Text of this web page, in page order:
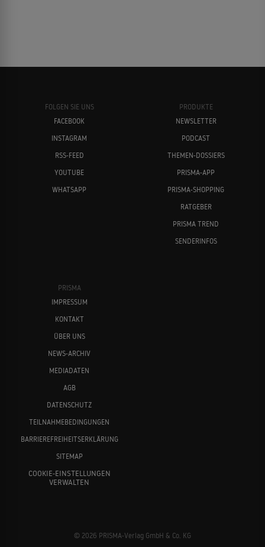
FOLGEN SIE UNS
FACEBOOK
INSTAGRAM
RSS-FEED
YOUTUBE
WHATSAPP
PRODUKTE
NEWSLETTER
PODCAST
THEMEN-DOSSIERS
PRISMA-APP
PRISMA-SHOPPING
RATGEBER
PRISMA TREND
SENDERINFOS
PRISMA
IMPRESSUM
KONTAKT
ÜBER UNS
NEWS-ARCHIV
MEDIADATEN
AGB
DATENSCHUTZ
TEILNAHMEBEDINGUNGEN
BARRIEREFREIHEITSERKLÄRUNG
SITEMAP
COOKIE-EINSTELLUNGEN
VERWALTEN
© 2026 PRISMA-Verlag GmbH & Co. KG